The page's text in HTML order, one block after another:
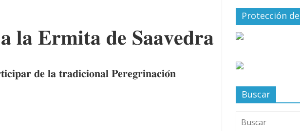
𝐥𝐚 𝐄𝐫𝐦𝐢𝐭𝐚 𝐝𝐞 𝐒𝐚𝐚𝐯𝐞𝐝𝐫𝐚
𝐝𝐞 𝐥𝐚 𝐭𝐫𝐚𝐝𝐢𝐜𝐢𝐨𝐧𝐚𝐥 𝐏𝐞𝐫𝐞𝐠𝐫𝐢𝐧𝐚𝐜𝐢𝐨́𝐧
Protección
Buscar